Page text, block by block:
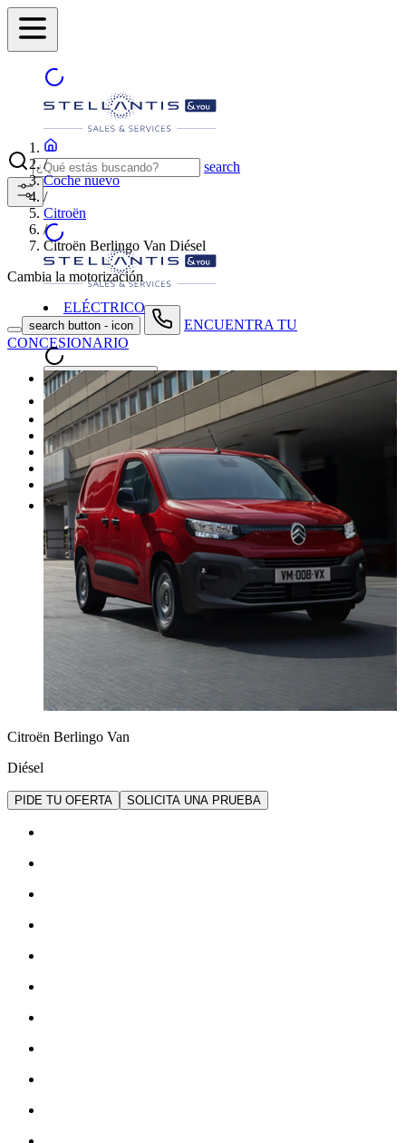
search
search button - icon
ENCUENTRA TU
CONCESIONARIO
Coches nuevos
Coches de segunda mano
Nuestras promociones
Nuestras marcas
Cita Taller
Tasar coche gratis
Otros
/
Coche nuevo
/
Citroën
/
Citroën Berlingo Van Diésel
Cambia la motorización
ELÉCTRICO
Citroën Berlingo Van
Diésel
PIDE TU OFERTA SOLICITA UNA PRUEBA